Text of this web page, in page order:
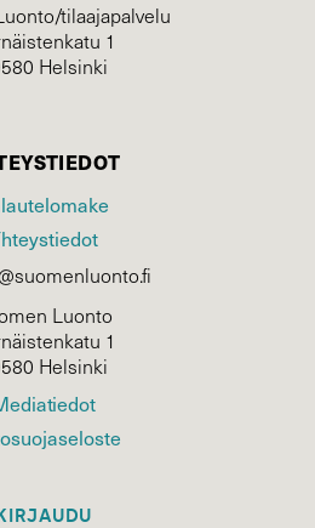
tilaajapalvelu
1
Helsinki
Luonto
1
Helsinki